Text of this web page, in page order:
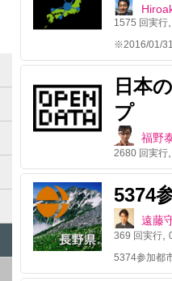
1575 回実行
日本
プ
福野
2680 回実行
5374
遠藤
369 回実行
5374参加都